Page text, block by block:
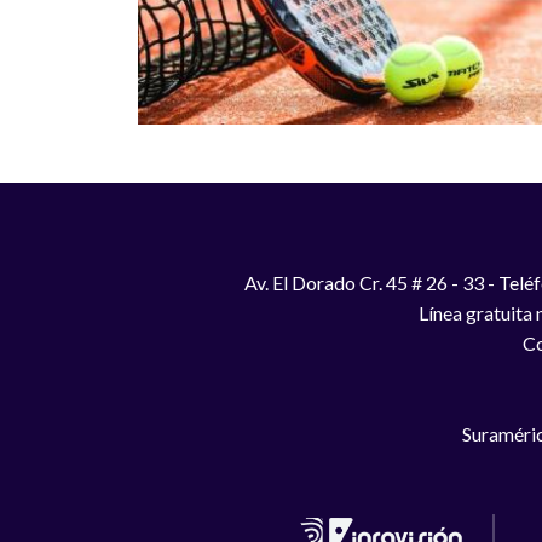
Av. El Dorado Cr. 45 # 26 - 33 -
Línea gratuita